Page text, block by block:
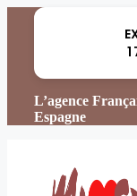
Aller
L’agence
Espagne